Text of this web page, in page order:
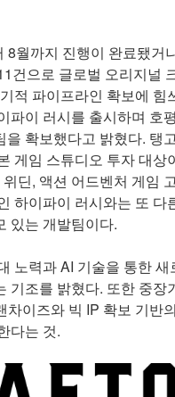
8월까지 진행이 완료됐거
건으로 글로벌 오리지널
적 파이프라인 확보에 힘
파이 러시를 출시하며 호
을 확보했다고 밝혔다. 탱
게임 스튜디오 투자 대상
딘, 액션 어드벤처 게임
하이파이 러시와는 또 다
있는 개발팀이다.
노력과 AI 기술을 통한 새
기조를 밝혔다. 또한 중장
차이즈와 빅 IP 확보 기반
다는 것.